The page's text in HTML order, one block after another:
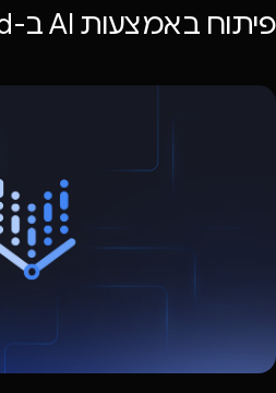
פיתוח באמצעות AI ב-Google Cloud